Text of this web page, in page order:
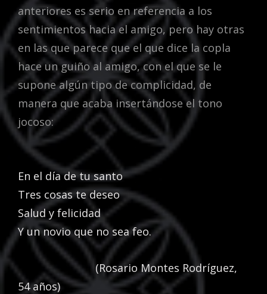
anteriores es serio en referencia a los
sentimientos hacia el amigo, pero hay otras
en las que parece que el que dice la copla
hace un guiño al amigo, con el que se le
supone algún tipo de complicidad, de
manera que acaba insertándose el tono
jocoso:
En el día de tu santo
Tres cosas te deseo
Salud y felicidad
Y un novio que no sea feo.
(Rosario Montes Rodríguez,
54 años)